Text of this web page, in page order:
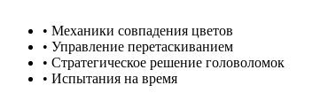
• Механики совпадения цветов
• Управление перетаскиванием
• Стратегическое решение головоломок
• Испытания на время